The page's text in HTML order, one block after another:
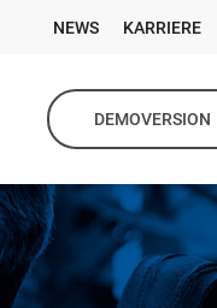
NEWS KARRIERE
DEMOVERSION